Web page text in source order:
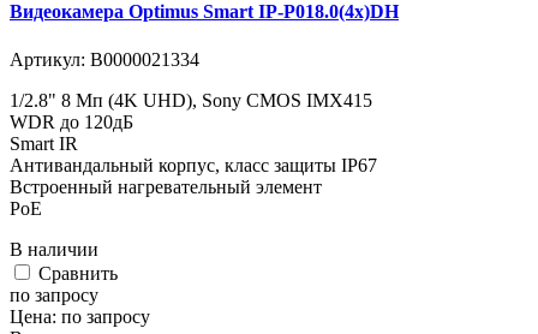
Видеокамера Optimus Smart IP-P018.0(4x)DH
Артикул: В0000021334
1/2.8" 8 Мп (4K UHD), Sony CMOS IMX415
WDR до 120дБ
Smart IR
Антивандальный корпус, класс защиты IР67
Встроенный нагревательный элемент
PoE
В наличии
Cравнить
по запросу
Цена: по запросу